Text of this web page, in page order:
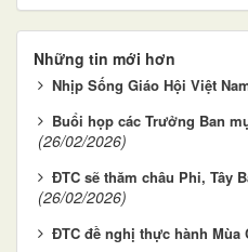
Những tin mới hơn
Nhịp Sống Giáo Hội Việt
Buổi họp các Trưởng Ban
(26/02/2026)
ĐTC sẽ thăm châu Phi, Tây
(26/02/2026)
ĐTC đề nghị thực hành Mùa